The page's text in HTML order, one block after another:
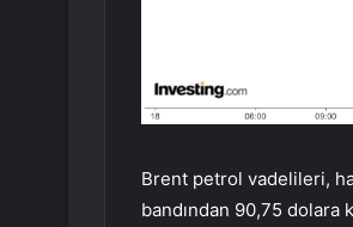
Brent petrol vadelileri,
bandından 90,75 dolara